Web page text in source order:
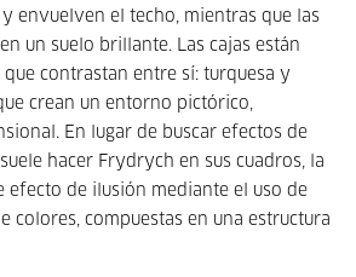
envuelven el techo, mientras que las
un suelo brillante. Las cajas están
contrastan entre sí: turquesa y
crean un entorno pictórico,
En lugar de buscar efectos de
hacer Frydrych en sus cuadros, la
efecto de ilusión mediante el uso de
colores, compuestas en una estructura